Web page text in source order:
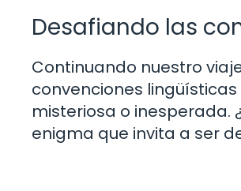
Desafiando las
Continuando nuestro
convenciones
misteriosa o inesperada.
enigma que invita a ser